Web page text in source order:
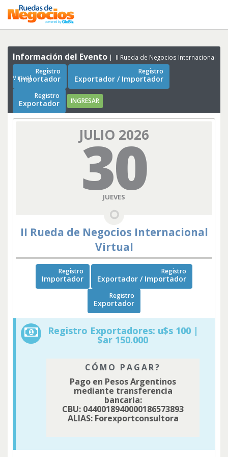
Información del Evento II Rueda de Negocios Internacional
Virtual
Registro
Importador
Registro
Exportador / Importador
Registro
Exportador INGRESAR
JULIO 2026
30
JUEVES
II Rueda de Negocios Internacional
Virtual
Registro
Importador
Registro
Exportador / Importador
Registro
Exportador
Registro Exportadores: u$s 100 |
$ar 150.000
CÓMO PAGAR?
Pago en Pesos Argentinos
mediante transferencia
bancaria:
CBU: 0440018940000186573893
ALIAS: Forexportconsultora